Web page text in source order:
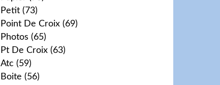
Petit (73)
Point De Croix (69)
Photos (65)
Pt De Croix (63)
Atc (59)
Boite (56)